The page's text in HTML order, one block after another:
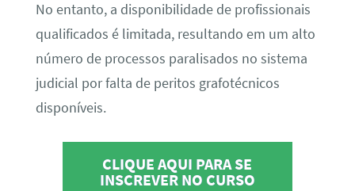
No entanto, a disponibilidade de profissionais
qualificados é limitada, resultando em um alto
número de processos paralisados no sistema
judicial por falta de peritos grafotécnicos
disponíveis.
CLIQUE AQUI PARA SE
INSCREVER NO CURSO